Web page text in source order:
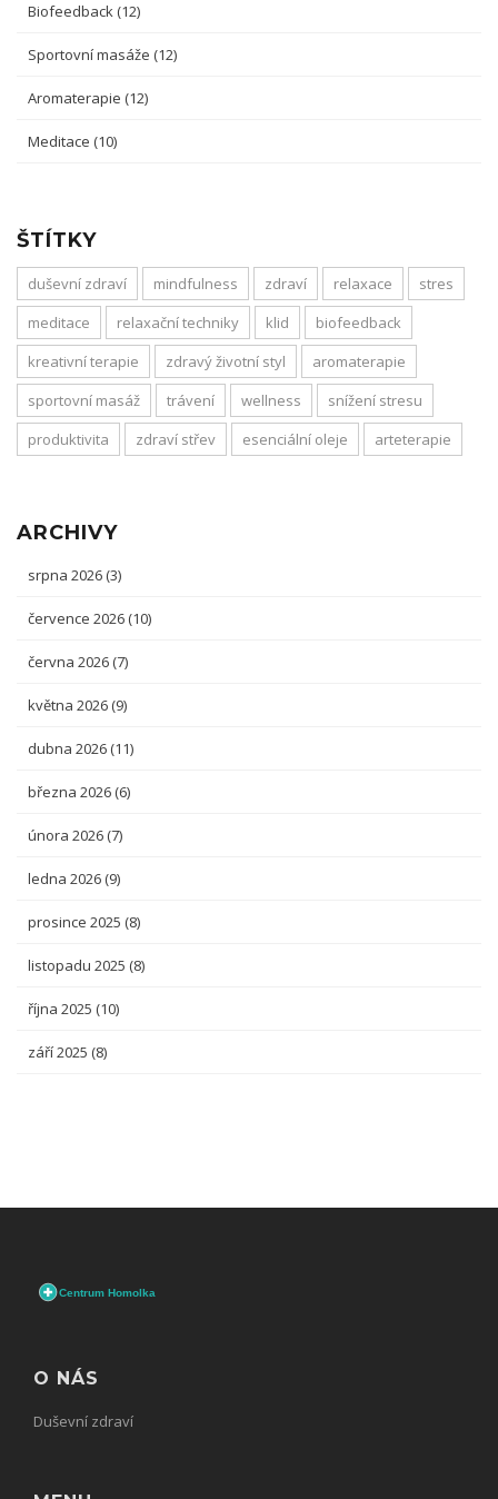
Biofeedback (12)
Sportovní masáže (12)
Aromaterapie (12)
Meditace (10)
ŠTÍTKY
duševní zdraví mindfulness zdraví relaxace
stres
meditace
relaxační techniky klid
biofeedback
kreativní terapie
zdravý životní styl
aromaterapie
sportovní masáž
trávení wellness
snížení stresu
produktivita
zdraví střev esenciální oleje arteterapie
ARCHIVY
srpna 2026 (3)
července 2026 (10)
června 2026 (7)
května 2026 (9)
dubna 2026 (11)
března 2026 (6)
února 2026 (7)
ledna 2026 (9)
prosince 2025 (8)
listopadu 2025 (8)
října 2025 (10)
září 2025 (8)
O NÁS
Duševní zdraví